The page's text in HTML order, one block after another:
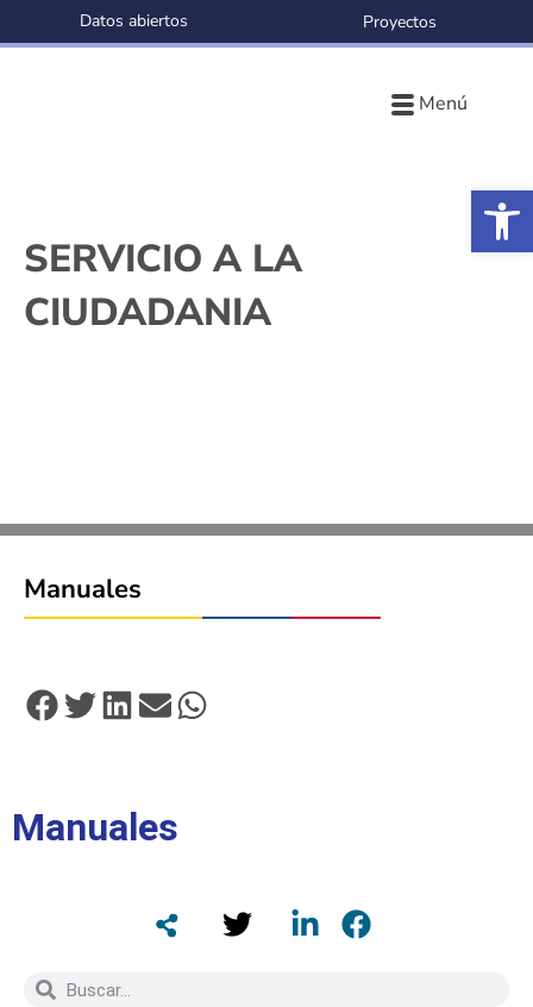
Menú
Datos abiertos Proyectos
SERVICIO A LA
CIUDADANIA
Manuales
Manuales